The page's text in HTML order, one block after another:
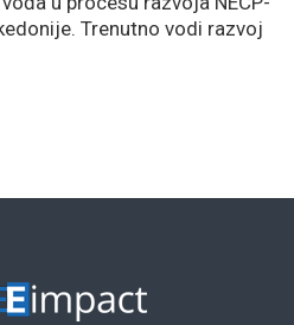
Trenutno vodi razvoj